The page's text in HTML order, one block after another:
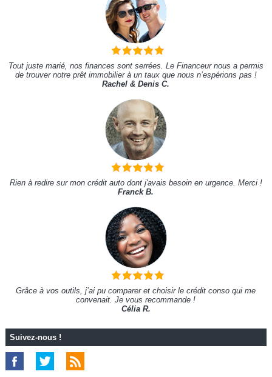
Tout juste marié, nos finances sont serrées. Le Financeur nous a permis
de trouver notre prêt immobilier à un taux que nous n’espérions pas !
Rachel & Denis C.
Rien à redire sur mon crédit auto dont j'avais besoin en urgence. Merci !
Franck B.
Grâce à vos outils, j’ai pu comparer et choisir le crédit conso qui me
convenait. Je vous recommande !
Célia R.
Suivez-nous !